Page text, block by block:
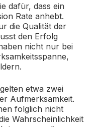
dafür, dass ein
Rate anhebt.
die Qualität der
den Erfolg
nicht nur bei
etwa zwei
Aufmerksamkeit.
folglich nicht
Wahrscheinlichkeit